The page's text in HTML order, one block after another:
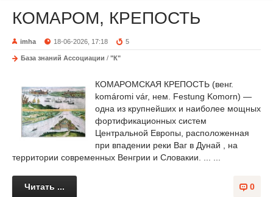
КОМАРОМ, КРЕПОСТЬ
imha 18-06-2026, 17:18 5
База знаний Ассоциации / "К"
КОМАРОМСКАЯ КРЕПОСТЬ (венг.
komáromi vár, нем. Festung Komorn) —
одна из крупнейших и наиболее мощных
фортификационных систем
Центральной Европы, расположенная
при впадении реки Ваг в Дунай , на
территории современных Венгрии и Словакии. ... ...
0
Читать ...